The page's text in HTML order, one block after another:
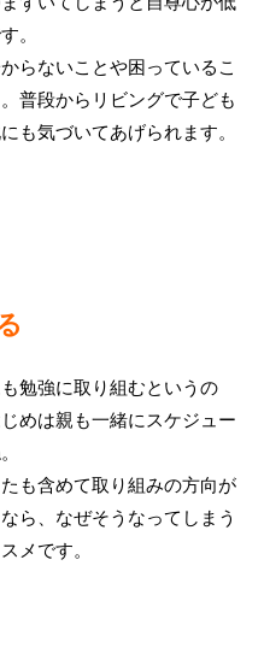
。
らないことや困っているこ
普段からリビングで子ども
も気づいてあげられます。
勉強に取り組むというの
めは親も一緒にスケジュー
も含めて取り組みの方向が
ら、なぜそうなってしまう
メです。